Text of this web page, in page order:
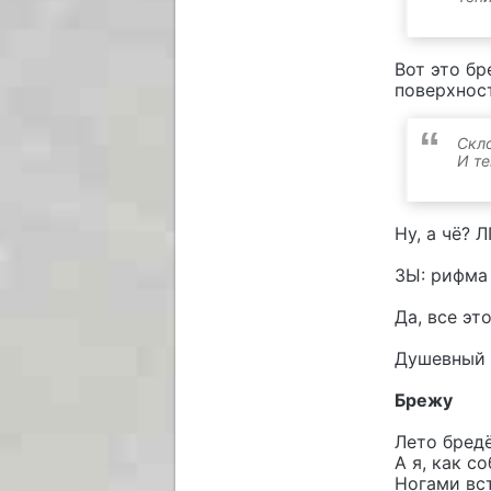
Вот это
И
Ну, а чё?
ЗЫ: рифма
Да, все
Душевный
Брежу
Лето
А я, как
Ногами